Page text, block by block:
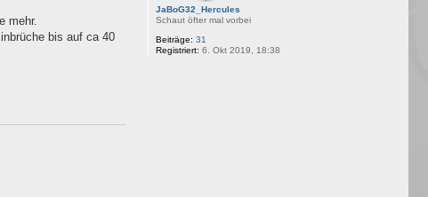
JaBoG32_Hercules
Schaut öfter mal vorbei
Beiträge: 31
Registriert: 6. Okt 2019, 18:38
mehr.
bis auf ca 40